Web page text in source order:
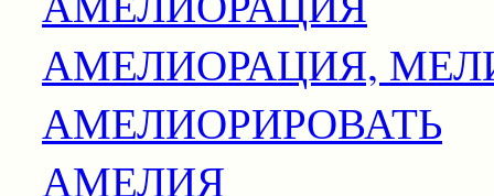
АМЕЛИОРАЦИЯ,
АМЕЛИОРИРОВАТЬ
АМЕЛИЯ